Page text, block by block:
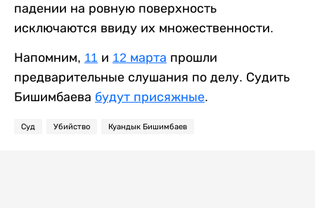
падении на ровную поверхность
исключаются ввиду их множественности.
Напомним, 11 и 12 марта прошли
предварительные слушания по делу. Судить
Бишимбаева будут присяжные.
Суд Убийство Куандык Бишимбаев